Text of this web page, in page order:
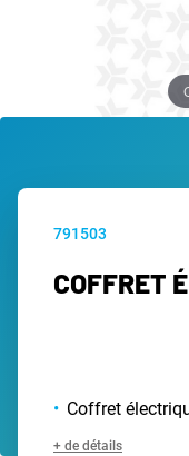
791503
COFFRET
Coffret
+ de détails